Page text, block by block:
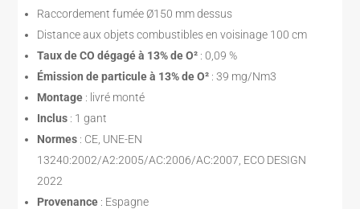
Raccordement fumée Ø150 mm dessus
Distance aux objets combustibles en voisinage 100 cm
Taux de CO dégagé à 13% de O² : 0,09 %
Émission de particule à 13% de O² : 39 mg/Nm3
Montage : livré monté
Inclus : 1 gant
Normes : CE, UNE-EN
13240:2002/A2:2005/AC:2006/AC:2007, ECO DESIGN
2022
Provenance : Espagne